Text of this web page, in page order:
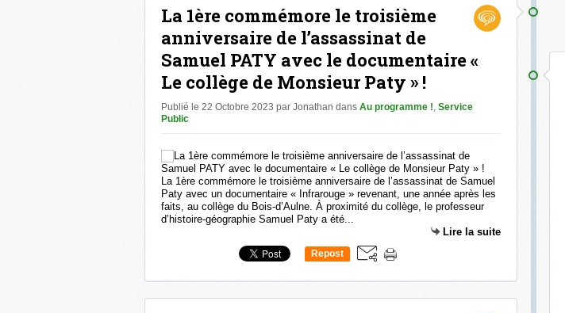
La 1ère commémore le troisième
anniversaire de l’assassinat de
Samuel PATY avec le documentaire «
Le collège de Monsieur Paty » !
Publié le 22 Octobre 2023 par Jonathan dans Au programme !, Service
Public
La 1ère commémore le troisième anniversaire de l’assassinat de Samuel
Paty avec un documentaire « Infrarouge » revenant, une année après les
faits, au collège du Bois-d’Aulne. À proximité du collège, le professeur
d’histoire-géographie Samuel Paty a été...
Lire la suite
Repost